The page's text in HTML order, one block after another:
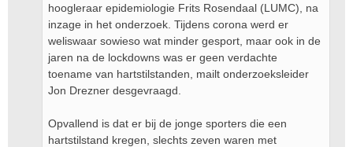
hoogleraar epidemiologie Frits Rosendaal (LUMC), na
inzage in het onderzoek. Tijdens corona werd er
weliswaar sowieso wat minder gesport, maar ook in de
jaren na de lockdowns was er geen verdachte
toename van hartstilstanden, mailt onderzoeksleider
Jon Drezner desgevraagd.
Opvallend is dat er bij de jonge sporters die een
hartstilstand kregen, slechts zeven waren met